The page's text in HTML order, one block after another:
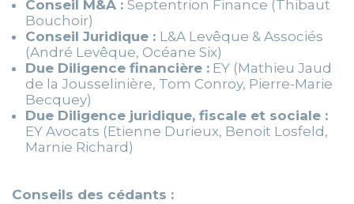
Conseil M&A : Septentrion Finance (Thibaut
Bouchoir)
Conseil Juridique : L&A Levêque & Associés
(André Levêque, Océane Six)
Due Diligence financière : EY (Mathieu Jaud
de la Jousselinière, Tom Conroy, Pierre-Marie
Becquey)
Due Diligence juridique, fiscale et sociale :
EY Avocats (Etienne Durieux, Benoit Losfeld,
Marnie Richard)
Conseils des cédants :